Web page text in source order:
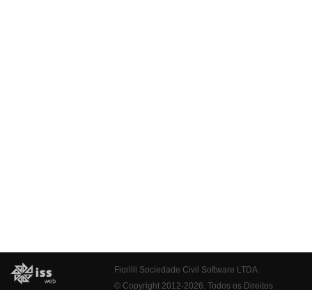
Fiorilli Sociedade Civil Software LTDA
© Copyright 2012-2026. Todos os Direitos